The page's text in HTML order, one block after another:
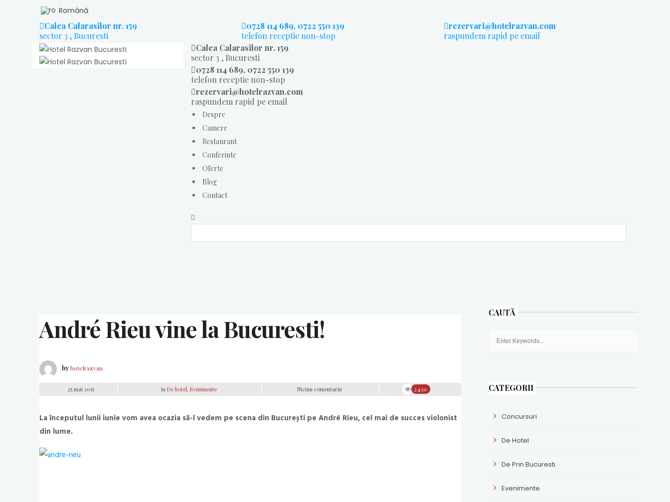
Română
Calea Calarasilor nr. 159
sector 3 , Bucuresti
0728 114 689, 0722 550 139
telefon receptie non-stop
rezervari@hotelrazvan.com
raspundem rapid pe email
Calea Calarasilor nr. 159
sector 3 , Bucuresti
0728 114 689, 0722 550 139
telefon receptie non-stop
rezervari@hotelrazvan.com
raspundem rapid pe email
Despre
Camere
Restaurant
Conferinte
Oferte
Blog
Contact
André Rieu vine la Bucuresti!
byhotelrazvan
25 mai 2015 in De hotel, Evenimente Niciun comentariu 2430
La începutul lunii iunie vom avea ocazia să-l vedem pe scena din București pe André Rieu, cel mai de succes violonist
din lume.
CAUTĂ
CATEGORII
Concursuri
De Hotel
De Prin Bucuresti
Evenimente